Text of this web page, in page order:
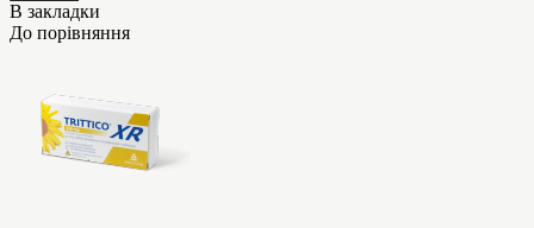
В закладки
До порівняння